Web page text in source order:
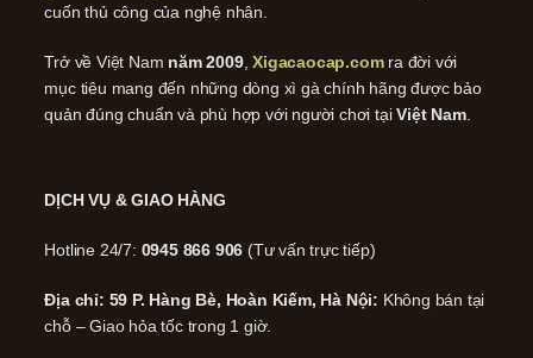
cuốn thủ công của nghệ nhân.
Trở về Việt Nam năm 2009,Xigacaocap.comra đời với
mục tiêu mang đến những dòng xì gà chính hãng được bảo
quản đúng chuẩn và phù hợp với người chơi tạiViệt Nam.
DỊCH VỤ & GIAO HÀNG
Hotline 24/7: 0945 866 906 (Tư vấn trực tiếp)
Địa chỉ: 59 P. Hàng Bè, Hoàn Kiếm, Hà Nội: Không bán tại
chỗ – Giao hỏa tốc trong 1 giờ.